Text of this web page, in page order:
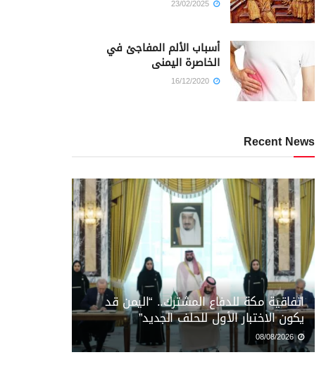
أسباب الألم المفاجئ في
الخاصرة اليمنى
Recent News
اتفاقية مكة للدفاع المشترك.. “اليمن قد
يكون الاختبار الأول للحلف الجديد”
08/08/2026